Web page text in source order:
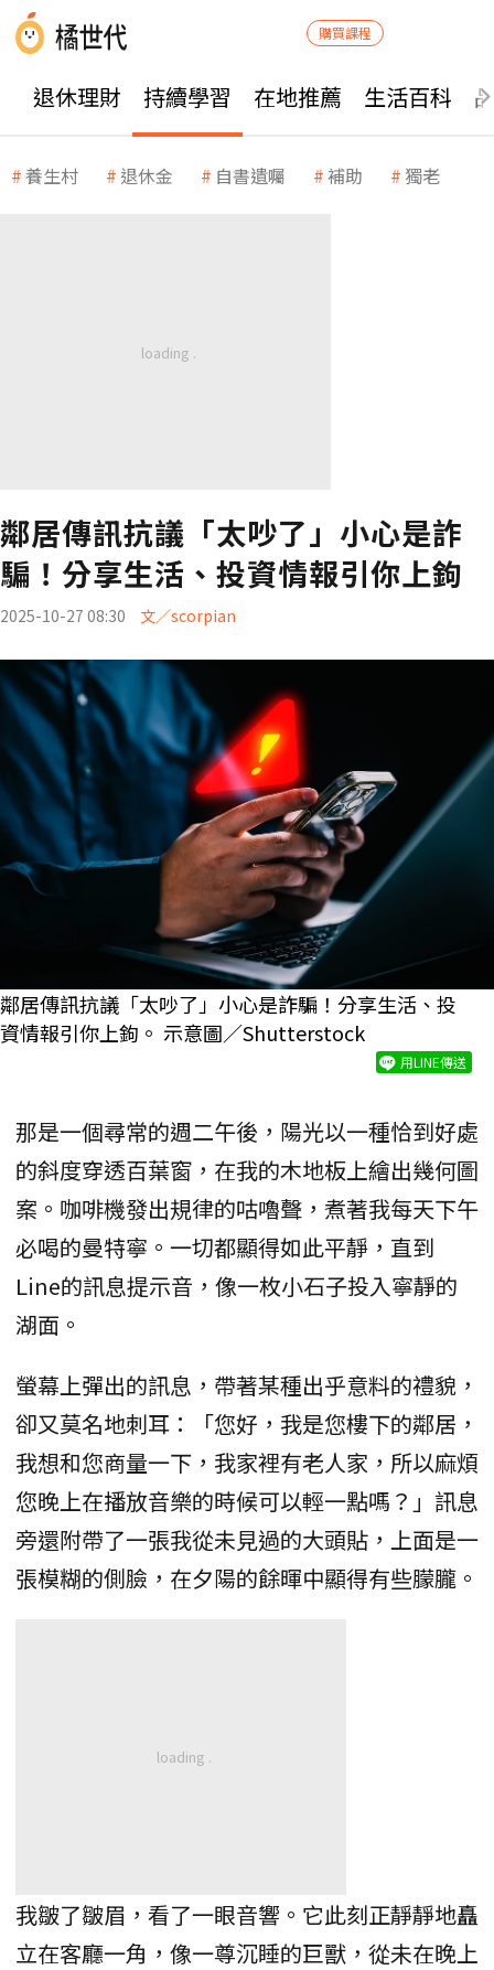
購買課程
退休理財 持續學習 在地推薦 生活百科
養生村 退休金 自書遺囑 補助 獨老
鄰居傳訊抗議「太吵了」小心是詐
騙！分享生活、投資情報引你上鉤
2025-10-27 08:30 文／scorpian
鄰居傳訊抗議「太吵了」小心是詐騙！分享生活、投
資情報引你上鉤。 示意圖／Shutterstock
用LINE傳送
那是一個尋常的週二午後，陽光以一種恰到好處
的斜度穿透百葉窗，在我的木地板上繪出幾何圖
案。咖啡機發出規律的咕嚕聲，煮著我每天下午
必喝的曼特寧。一切都顯得如此平靜，直到
Line的訊息提示音，像一枚小石子投入寧靜的
湖面。
螢幕上彈出的訊息，帶著某種出乎意料的禮貌，
卻又莫名地刺耳：「您好，我是您樓下的鄰居，
我想和您商量一下，我家裡有老人家，所以麻煩
您晚上在播放音樂的時候可以輕一點嗎？」訊息
旁還附帶了一張我從未見過的大頭貼，上面是一
張模糊的側臉，在夕陽的餘暉中顯得有些朦朧。
我皺了皺眉，看了一眼音響。它此刻正靜靜地矗
立在客廳一角，像一尊沉睡的巨獸，從未在晚上